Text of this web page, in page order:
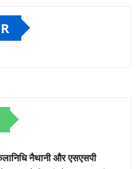
नैथानी और एसएसपी